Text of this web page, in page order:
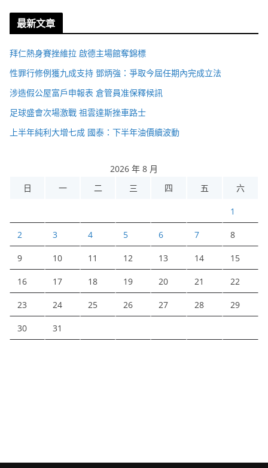
最新文章
拜仁熱身賽挫維拉 啟德主場館奪錦標
性罪行修例獲九成支持 鄧炳強：爭取今屆任期內完成立法
涉造假公屋富戶申報表 倉管員准保釋候訊
足球盛會次場激戰 祖雲達斯挫車路士
上半年純利大增七成 國泰：下半年油價續波動
2026 年 8 月
日
一 二 三 四 五 六
1
2 3 4 5 6 7 8
9 10 11 12 13 14 15
16 17 18 19 20 21 22
23 24 25 26 27 28 29
30 31